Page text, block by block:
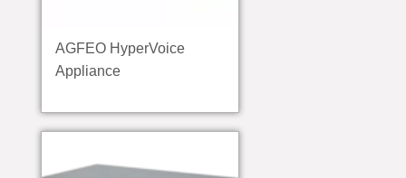
AGFEO HyperVoice
Appliance